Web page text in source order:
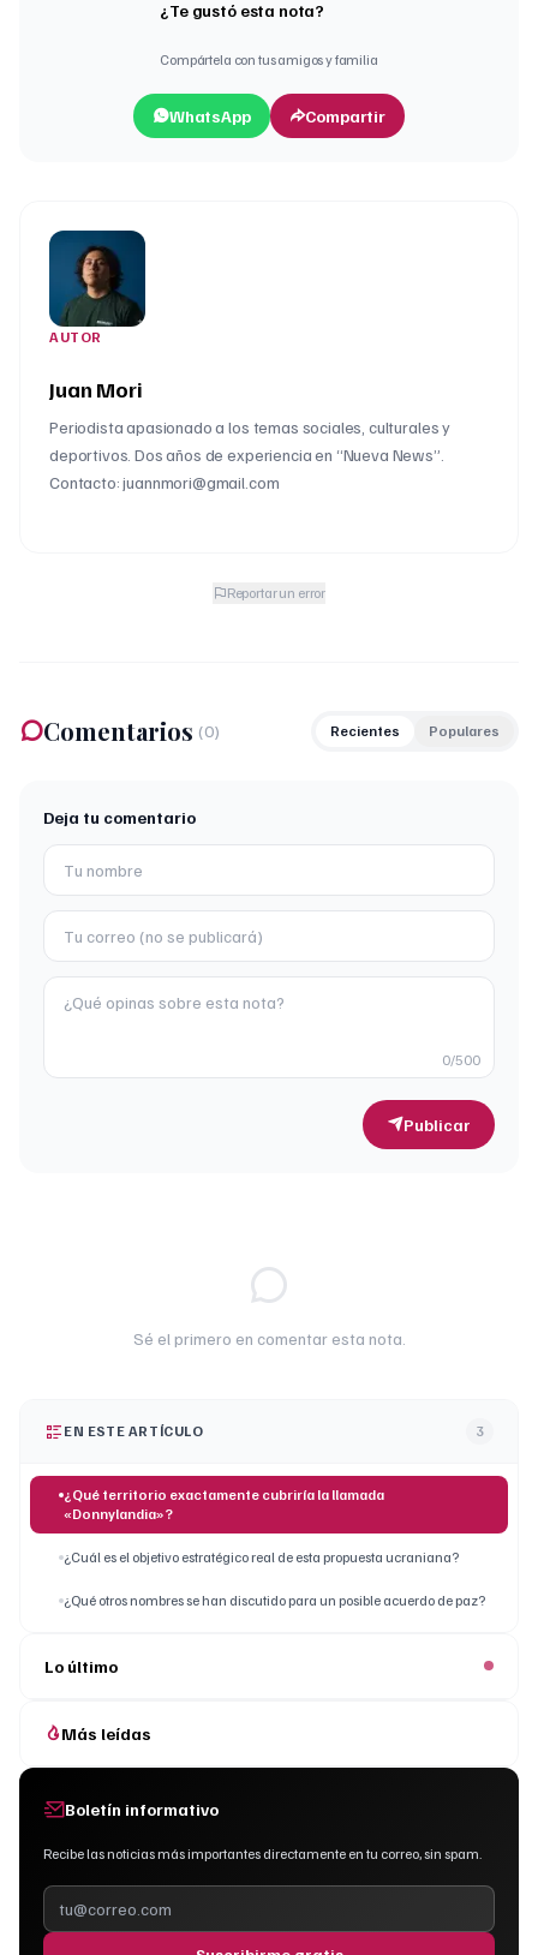
¿Te gustó esta nota?
Compártela con tus amigos y familia
WhatsApp Compartir
AUTOR
Juan Mori
Periodista apasionado a los temas sociales, culturales y
deportivos. Dos años de experiencia en “Nueva News”.
Contacto: juannmori@gmail.com
Reportar un error
Comentarios (0) Recientes Populares
Deja tu comentario
0/500
Publicar
Sé el primero en comentar esta nota.
EN ESTE ARTÍCULO 3
¿Qué territorio exactamente cubriría la llamada
«Donnylandia»?
¿Cuál es el objetivo estratégico real de esta propuesta ucraniana?
¿Qué otros nombres se han discutido para un posible acuerdo de paz?
Lo último
Más leídas
Boletín informativo
Recibe las noticias más importantes directamente en tu correo, sin spam.